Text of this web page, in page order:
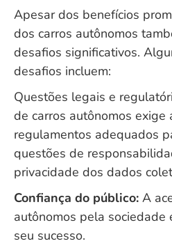
Apesar dos benefícios
dos carros autônomos
desafios significativos.
desafios incluem:
Questões legais e
de carros autônomos exige
regulamentos adequados
questões de
privacidade dos dados
Confiança do público: A
autônomos pela sociedade
seu sucesso.